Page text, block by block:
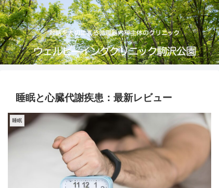
睡眠と心臓代謝疾患：最新レビュー
睡眠